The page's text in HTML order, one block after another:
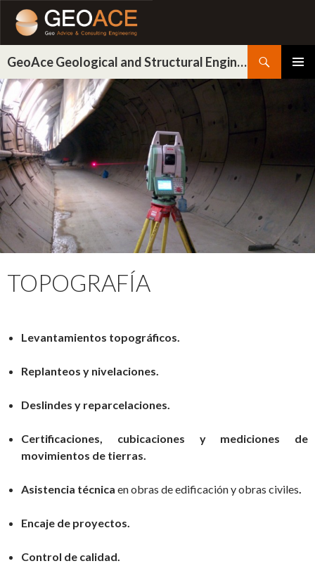
GeoAce Geological and Structural Engineering
AL
CONTENIDO
TOPOGRAFÍA
Levantamientos topográficos.
Replanteos y nivelaciones.
Deslindes y reparcelaciones.
Certificaciones, cubicaciones y mediciones de
movimientos de tierras.
Asistencia técnica en obras de edificación y obras civiles.
Encaje de proyectos.
Control de calidad.